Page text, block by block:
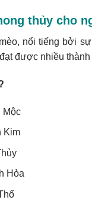
thủy cho
nổi tiếng bởi
được nhiều thành
Mộc
Kim
Hỏa